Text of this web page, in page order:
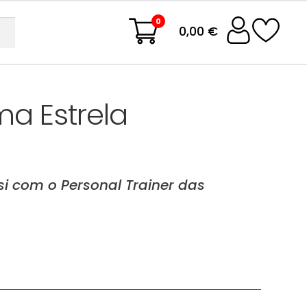
0
0,00 €
Estrela
com o Personal Trainer das